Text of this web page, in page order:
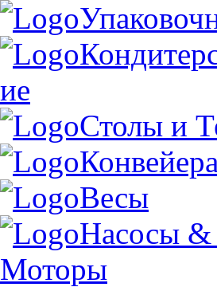
ие
Столы и
Конвейера
Весы
Насосы
Моторы